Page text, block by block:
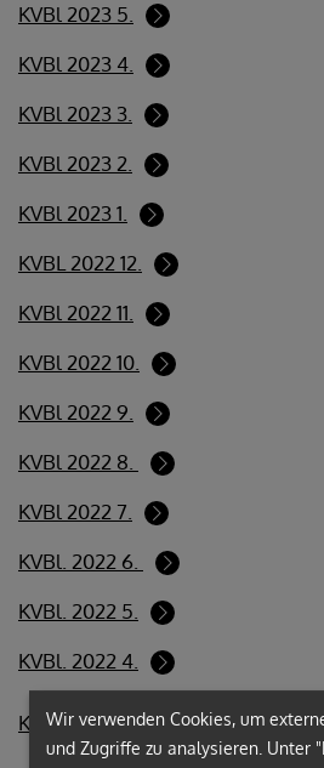
KVBl 2023 5.
KVBl 2023 4.
KVBl 2023 3.
KVBl 2023 2.
KVBl 2023 1.
KVBL 2022 12.
KVBl 2022 11.
KVBl 2022 10.
KVBl 2022 9.
KVBl 2022 8.
KVBl 2022 7.
KVBl. 2022 6.
KVBl. 2022 5.
KVBl. 2022 4.
KVBl. 2022 3.
Wir verwenden Cookies, um
und Zugriffe zu analysieren. Unter